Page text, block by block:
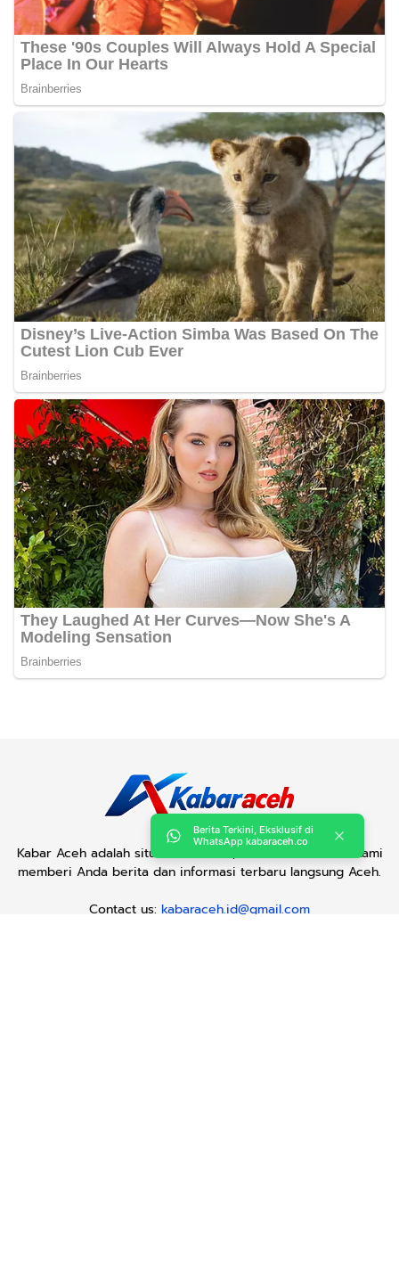
Kabar Aceh adalah situs web Berita, dan hiburan Anda. Kami
memberi Anda berita dan informasi terbaru langsung Aceh.
Contact us: kabaraceh.id@gmail.com
Berita Terkini, Eksklusif di
WhatsApp kabaraceh.co